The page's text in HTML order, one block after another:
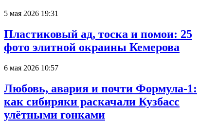
5 мая 2026 19:31
Пластиковый ад, тоска и помои: 25
фото элитной окраины Кемерова
6 мая 2026 10:57
Любовь, авария и почти Формула-1:
как сибиряки раскачали Кузбасс
улётными гонками